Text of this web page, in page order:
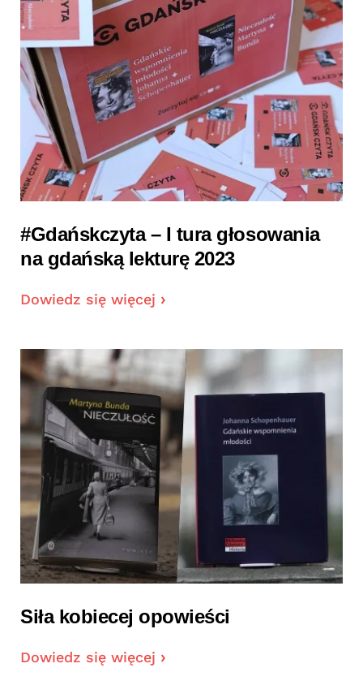
#Gdańskczyta – I tura głosowania
na gdańską lekturę 2023
Dowiedz się więcej
Siła kobiecej opowieści
Dowiedz się więcej